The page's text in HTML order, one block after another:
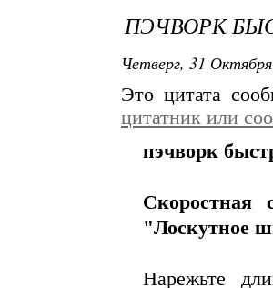
ПЭЧВОРК
Четверг, 31
Это цитата
цитатник или
пэчворк
Скоростная
"Лоскутное
Нарежьте